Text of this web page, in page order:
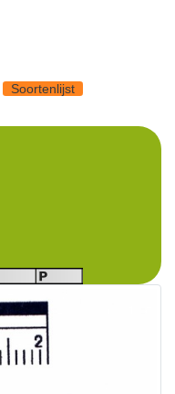
Soortenlijst